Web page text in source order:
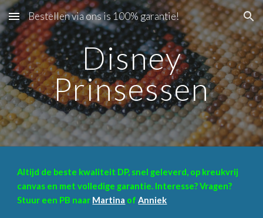
Skip to main content Skip to navigation
Bestellen via ons is 100% garantie!
Disney
Prinsessen
Altijd de beste kwaliteit DP, snel geleverd, op kreukvrij
canvas en met volledige garantie. Interesse? Vragen?
Stuur een PB naar Martina ofAnniek